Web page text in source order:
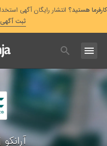
کارفرما هستید؟ انتشار رایگان آگهی استخدام در ۲۵ استان و ۲۶
ثبت
آرانکو